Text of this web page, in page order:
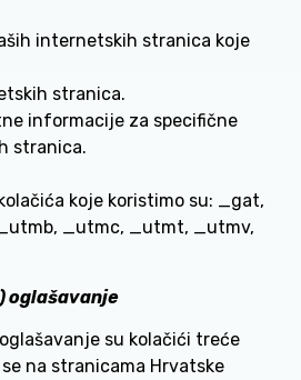
internetskih stranica koje
stranica.
informacije za specifične
stranica.
koje koristimo su: _gat,
_utmc, _utmt, _utmv,
oglašavanje
su kolačići treće
na stranicama Hrvatske